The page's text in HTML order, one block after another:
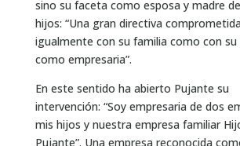
sino su faceta como esposa y madre
hijos: “Una gran directiva comprometida
igualmente con su familia como con su
como empresaria”.
En este sentido ha abierto Pujante su
intervención: “Soy empresaria de dos
mis hijos y nuestra empresa familiar
Pujante”. Una empresa reconocida